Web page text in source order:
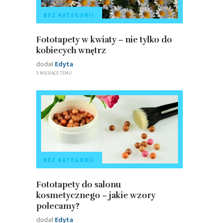
BEZ KATEGORII
Fototapety w kwiaty – nie tylko do
kobiecych wnętrz
dodał Edyta
3 MIESIĄCE TEMU
BEZ KATEGORII
Fototapety do salonu
kosmetycznego – jakie wzory
polecamy?
dodał Edyta